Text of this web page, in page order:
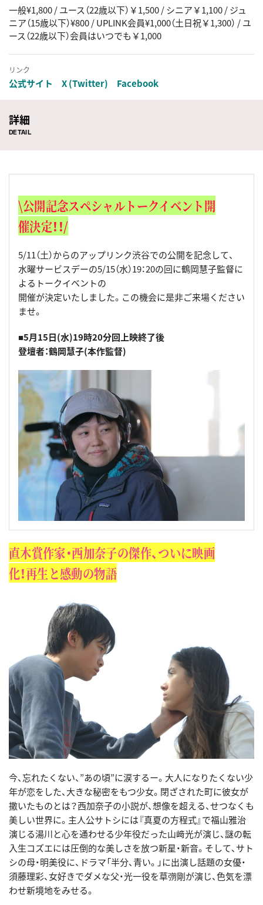
一般¥1,800 / ユース（22歳以下）￥1,500 / シニア￥1,100 / ジュ
ニア（15歳以下）¥800 / UPLINK会員¥1,000（土日祝￥1,300） / ユ
ース（22歳以下）会員はいつでも￥1,000
リンク
公式サイト X (Twitter) Facebook
詳細
DETAIL
\公開記念スペシャルトークイベント開
催決定！！/
5/11（土）からのアップリンク渋谷での公開を記念して、
水曜サービスデーの5/15（水）19：20の回に鶴岡慧子監督に
よるトークイベントの
開催が決定いたしました。この機会に是非ご来場ください
ませ。
■5月15日(水)19時20分回上映終了後
登壇者：鶴岡慧子(本作監督)
直木賞作家・西加奈子の傑作、ついに映画
化！再生と感動の物語
今、忘れたくない、”あの頃”に涙するー。大人になりたくない少
年が恋をした、大きな秘密をもつ少女。閉ざされた町に彼女が
撒いたものとは？西加奈子の小説が、想像を超える、せつなくも
美しい世界に。主人公サトシには『真夏の方程式』で福山雅治
演じる湯川と心を通わせる少年役だった山﨑光が演じ、謎の転
入生コズエには圧倒的な美しさを放つ新星・新音。そして、サト
シの母・明美役に、ドラマ「半分、青い。」に出演し話題の女優・
須藤理彩、女好きでダメな父・光一役を草彅剛が演じ、色気を漂
わせ新境地をみせる。